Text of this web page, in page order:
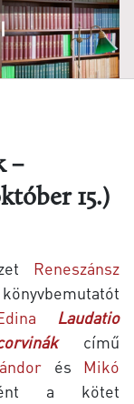
–
15.)
Reneszánsz
Laudatio
című
és Mikó
a kötet